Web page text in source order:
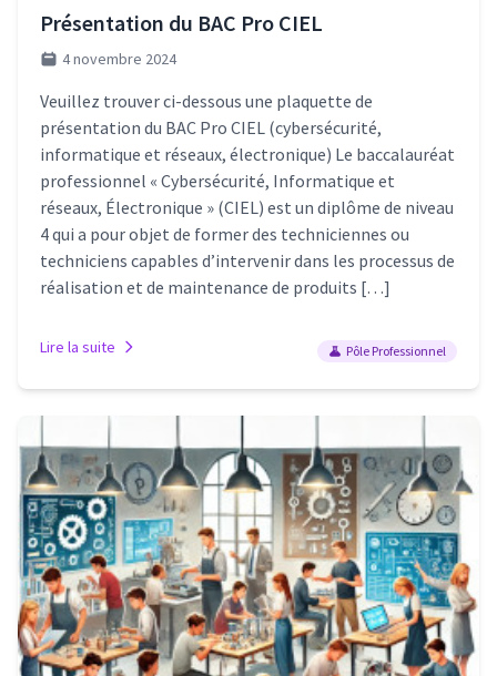
Présentation du BAC Pro CIEL
4 novembre 2024
Veuillez trouver ci-dessous une plaquette de
présentation du BAC Pro CIEL (cybersécurité,
informatique et réseaux, électronique) Le baccalauréat
professionnel « Cybersécurité, Informatique et
réseaux, Électronique » (CIEL) est un diplôme de niveau
4 qui a pour objet de former des techniciennes ou
techniciens capables d’intervenir dans les processus de
réalisation et de maintenance de produits […]
Lire la suite Pôle Professionnel